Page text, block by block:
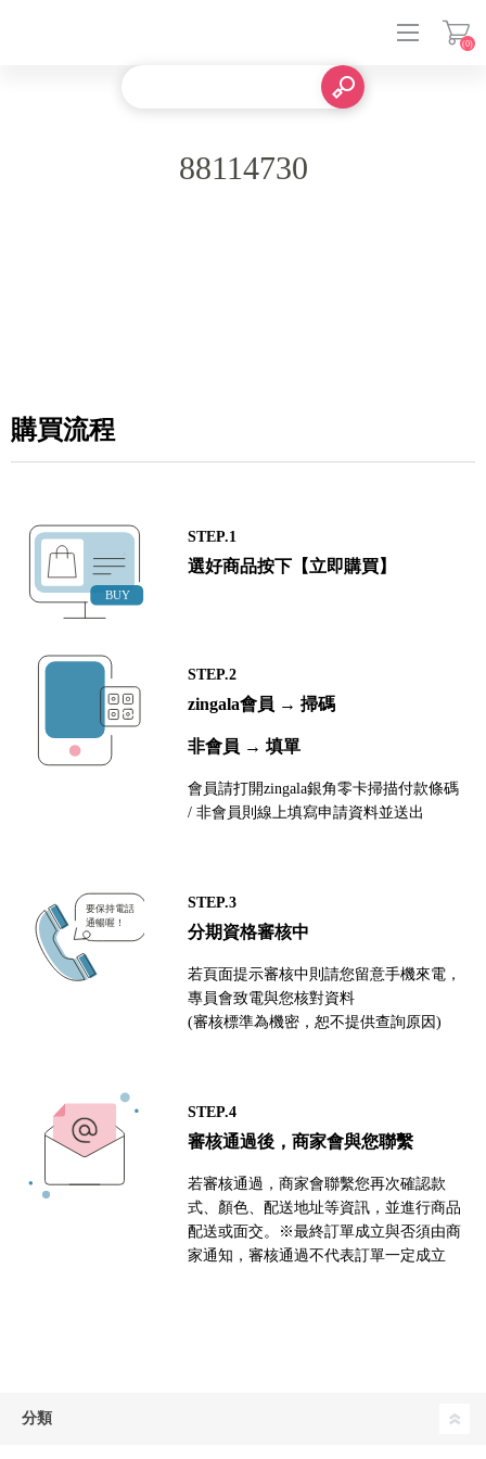
(0)
88114730
購買流程
STEP.1
選好商品按下【立即購買】
STEP.2
zingala會員 → 掃碼
非會員 → 填單
會員請打開zingala銀角零卡掃描付款條碼
/ 非會員則線上填寫申請資料並送出
STEP.3
分期資格審核中
若頁面提示審核中則請您留意手機來電，
專員會致電與您核對資料
(審核標準為機密，恕不提供查詢原因)
STEP.4
審核通過後，商家會與您聯繫
若審核通過，商家會聯繫您再次確認款
式、顏色、配送地址等資訊，並進行商品
配送或面交。※最終訂單成立與否須由商
家通知，審核通過不代表訂單一定成立
分類